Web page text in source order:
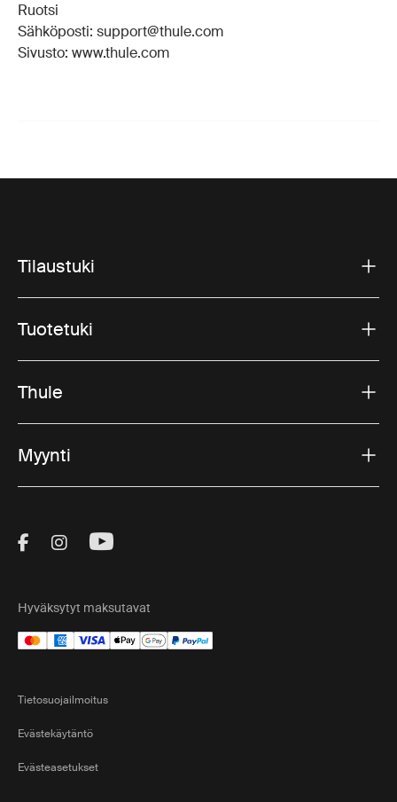
Ruotsi
Sähköposti: support@thule.com
Sivusto: www.thule.com
Tilaustuki
Tuotetuki
Thule
Myynti
Visit Thule on Facebook (external link)
Visit Thule on Instagram (external link)
Visit Thule on Youtube (external
Hyväksytyt maksutavat
Tietosuojailmoitus
Evästekäytäntö
Evästeasetukset